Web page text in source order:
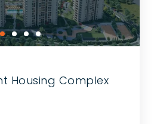
Housing Complex